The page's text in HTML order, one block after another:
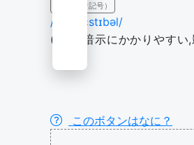
IPA（発音記号）
/səˈdʒɛstɪbəl/
(人が)暗示にかかりやす
このボタンはなに？